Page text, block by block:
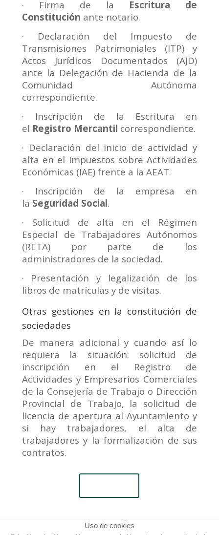
· Firma de la Escritura de
Constitución ante notario.
· Declaración del Impuesto de
Transmisiones Patrimoniales (ITP) y
Actos Jurídicos Documentados (AJD)
ante la Delegación de Hacienda de la
Comunidad Autónoma
correspondiente.
· Inscripción de la Escritura en
el Registro Mercantil correspondiente.
· Declaración del inicio de actividad y
alta en el Impuestos sobre Actividades
Económicas (IAE) frente a la AEAT.
· Inscripción de la empresa en
la Seguridad Social.
· Solicitud de alta en el Régimen
Especial de Trabajadores Autónomos
(RETA) por parte de los
administradores de la sociedad.
· Presentación y legalización de los
libros de matrículas y de visitas.
Otras gestiones en la constitución de
sociedades
De manera adicional y cuando así lo
requiera la situación: solicitud de
inscripción en el Registro de
Actividades y Empresarios Comerciales
de la Consejería de Trabajo o Dirección
Provincial de Trabajo, la solicitud de
licencia de apertura al Ayuntamiento y
si hay trabajadores, el alta de
trabajadores y la formalización de sus
contratos.
Uso de cookies